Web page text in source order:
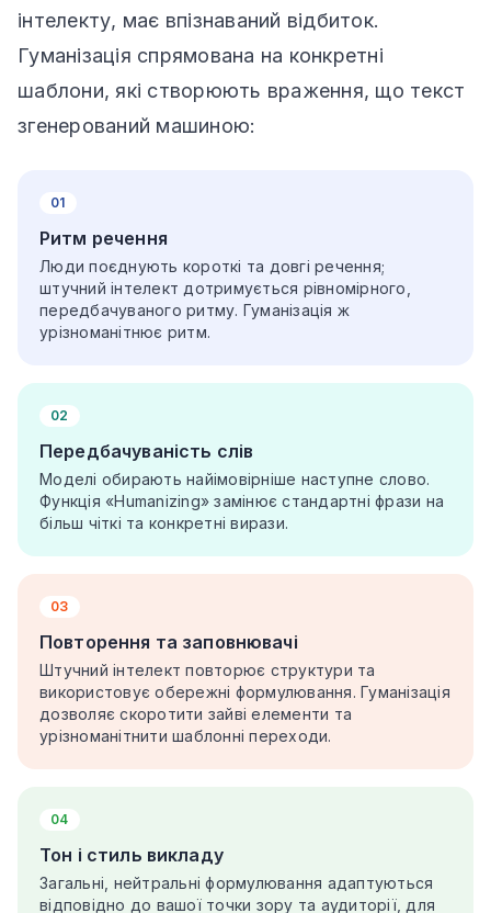
інтелекту, має впізнаваний відбиток.
Гуманізація спрямована на конкретні
шаблони, які створюють враження, що текст
згенерований машиною:
01
Ритм речення
Люди поєднують короткі та довгі речення;
штучний інтелект дотримується рівномірного,
передбачуваного ритму. Гуманізація ж
урізноманітнює ритм.
02
Передбачуваність слів
Моделі обирають найімовірніше наступне слово.
Функція «Humanizing» замінює стандартні фрази на
більш чіткі та конкретні вирази.
03
Повторення та заповнювачі
Штучний інтелект повторює структури та
використовує обережні формулювання. Гуманізація
дозволяє скоротити зайві елементи та
урізноманітнити шаблонні переходи.
04
Тон і стиль викладу
Загальні, нейтральні формулювання адаптуються
відповідно до вашої точки зору та аудиторії, для